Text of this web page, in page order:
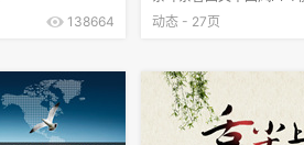
138664
动态 - 27页